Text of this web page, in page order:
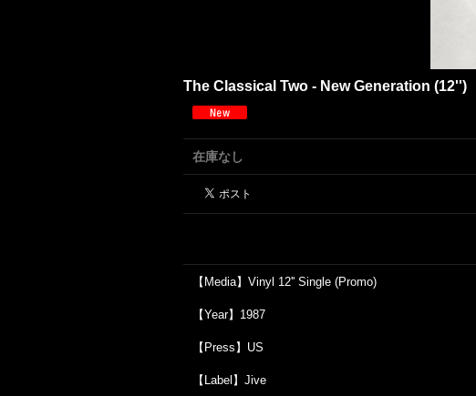
The Classical Two - New Generation (12'')
在庫なし
【Media】Vinyl 12'' Single (Promo)
【Year】1987
【Press】US
【Label】Jive